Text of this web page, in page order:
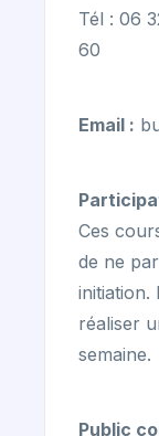
Tél : 06
60
Email :
Ces
de ne
initiation.
réaliser
semaine.
Public